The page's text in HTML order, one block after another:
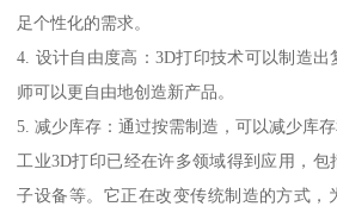
足个性化的需求。
4. 设计自由度高：3D打印技术可以制造
师可以更自由地创造新产品。
5. 减少库存：通过按需制造，可以减少库存
工业3D打印已经在许多领域得到应用，
子设备等。它正在改变传统制造的方式，